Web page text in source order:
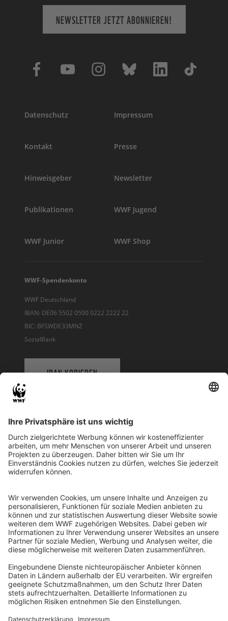
NEWSLETTER JETZT ABONNIEREN!
Datenschutz Impressum
Kontakt Presse
Hinweisgeber Newsletter
Publikationen WWF Jugend
WWF Junior WWF Shop
WWF-Spendenkonto
WWF Deutschland
IBAN: DE06 5502 0500 0222 2222 22
BIC: BFSWDE33MNZ
SozialBank
IBAN KOPIEREN
WWF Deutschland
Reinhardtstr. 18
10117 Berlin
Ihre Spende kann steuerlich geltend gemacht werden
Registriert als Stiftung WWF Deutschland, Senatsverwaltung für
Justiz Berlin, Az: 3416/976/2
Umsatzsteuer-Identifikationsnummer: DE 114236103
Freistellungsbescheid: Als gemeinnützige Körperschaft befreit
von der Körperschaftssteuer gem. §5 I 9 KStg. unter der
Steuernummer 27/641/09321